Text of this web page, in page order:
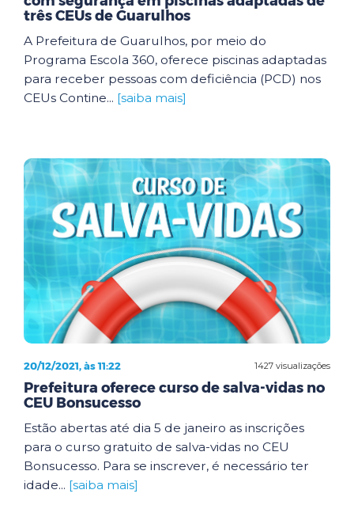
três CEUs de Guarulhos
A Prefeitura de Guarulhos, por meio do
Programa Escola 360, oferece piscinas adaptadas
para receber pessoas com deficiência (PCD) nos
CEUs Contine... [saiba mais]
1427 visualizações
20/12/2021, às 11:22
Prefeitura oferece curso de salva-vidas no
CEU Bonsucesso
Estão abertas até dia 5 de janeiro as inscrições
para o curso gratuito de salva-vidas no CEU
Bonsucesso. Para se inscrever, é necessário ter
idade... [saiba mais]